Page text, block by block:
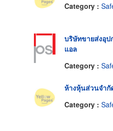
Category :
บริษัทขายส่งอุป
แอล
Category :
ห้างหุ้นส่วนจำ
Category :